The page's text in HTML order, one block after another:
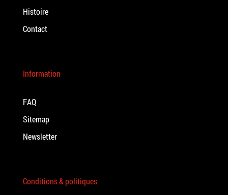
Histoire
Contact
Information
FAQ
Sitemap
Newsletter
Conditions & politiques